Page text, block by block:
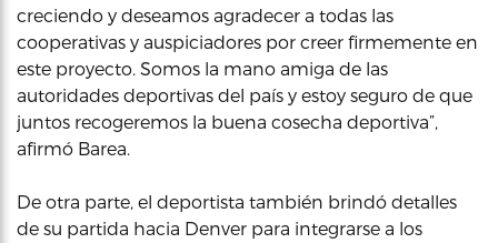
creciendo y deseamos agradecer a todas las
cooperativas y auspiciadores por creer firmemente en
este proyecto. Somos la mano amiga de las
autoridades deportivas del país y estoy seguro de que
juntos recogeremos la buena cosecha deportiva”,
afirmó Barea.
De otra parte, el deportista también brindó detalles
de su partida hacia Denver para integrarse a los